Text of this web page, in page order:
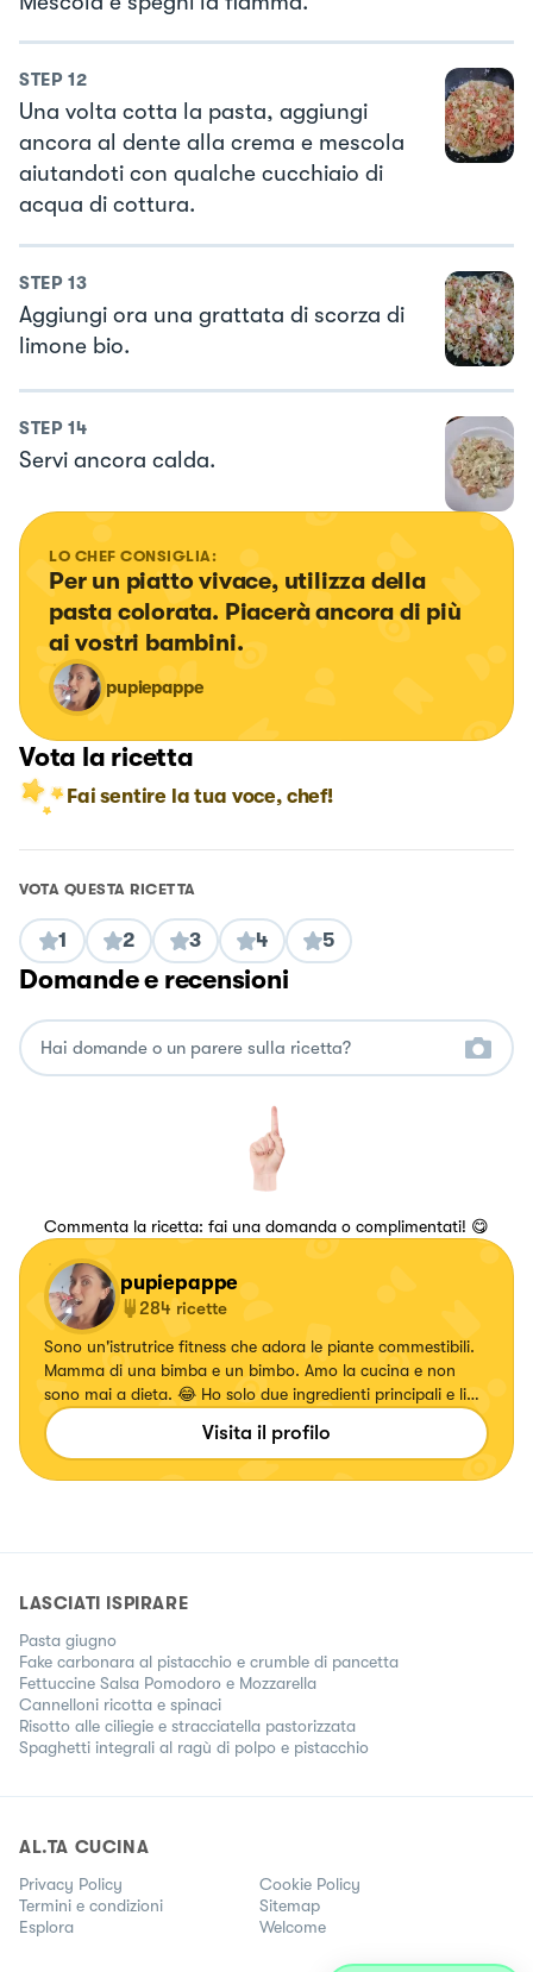
STEP 12
Una volta cotta la pasta, aggiungi
ancora al dente alla crema e mescola
aiutandoti con qualche cucchiaio di
acqua di cottura.
STEP 13
Aggiungi ora una grattata di scorza di
limone bio.
STEP 14
Servi ancora calda.
LO CHEF CONSIGLIA:
Per un piatto vivace, utilizza della
pasta colorata. Piacerà ancora di più
ai vostri bambini.
pupiepappe
Vota la ricetta
Fai sentire la tua voce, chef!
VOTA QUESTA RICETTA
1 2 3 4 5
Domande e recensioni
Commenta la ricetta: fai una domanda o complimentati! 😋
pupiepappe
284 ricette
Sono un'istrutrice fitness che adora le piante commestibili.
Mamma di una bimba e un bimbo. Amo la cucina e non
sono mai a dieta. 😂 Ho solo due ingredienti principali e li
ritrovo in questa frase delle favole... "Basta un po' di
fantasia e di bontà" Se cerchi qualcosa di diverso mi hai
Visita il profilo
LASCIATI ISPIRARE
Pasta giugno
Fake carbonara al pistacchio e crumble di pancetta
Fettuccine Salsa Pomodoro e Mozzarella
Cannelloni ricotta e spinaci
Risotto alle ciliegie e stracciatella pastorizzata
Spaghetti integrali al ragù di polpo e pistacchio
AL.TA CUCINA
Privacy Policy
Cookie Policy
Termini e condizioni
Sitemap
Esplora
Welcome